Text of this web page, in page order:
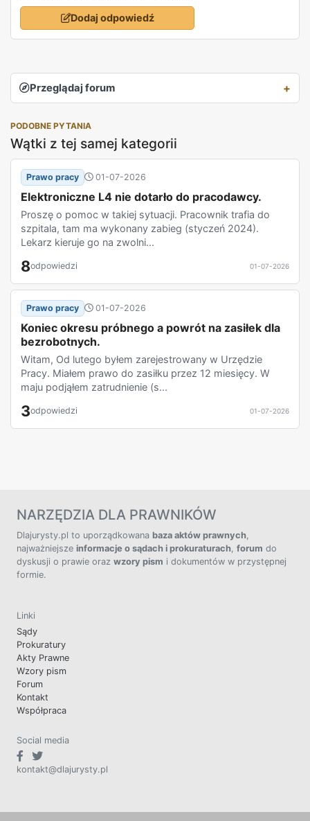
Dodaj odpowiedź
Przeglądaj forum
PODOBNE PYTANIA
Wątki z tej samej kategorii
Prawo pracy 01-07-2026
Elektroniczne L4 nie dotarło do pracodawcy.
Proszę o pomoc w takiej sytuacji. Pracownik trafia do
szpitala, tam ma wykonany zabieg (styczeń 2024).
Lekarz kieruje go na zwolni...
8odpowiedzi 01-07-2026
Prawo pracy 01-07-2026
Koniec okresu próbnego a powrót na zasiłek dla
bezrobotnych.
Witam, Od lutego byłem zarejestrowany w Urzędzie
Pracy. Miałem prawo do zasiłku przez 12 miesięcy. W
maju podjąłem zatrudnienie (s...
3odpowiedzi 01-07-2026
NARZĘDZIA DLA PRAWNIKÓW
Dlajurysty.pl to uporządkowana baza aktów prawnych,
najważniejsze informacje o sądach i prokuraturach, forum do
dyskusji o prawie oraz wzory pism i dokumentów w przystępnej
formie.
Linki
Sądy
Prokuratury
Akty Prawne
Wzory pism
Forum
Kontakt
Współpraca
Social media
kontakt@dlajurysty.pl